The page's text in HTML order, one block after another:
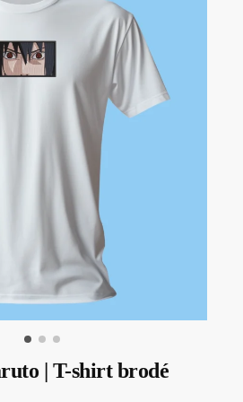
| T-shirt brodé